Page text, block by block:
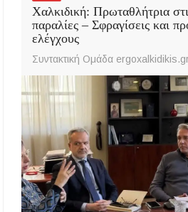
Χαλκιδική: Πρωταθλήτρια
παραλίες – Σφραγίσεις και
ελέγχους
Συντακτική Ομάδα